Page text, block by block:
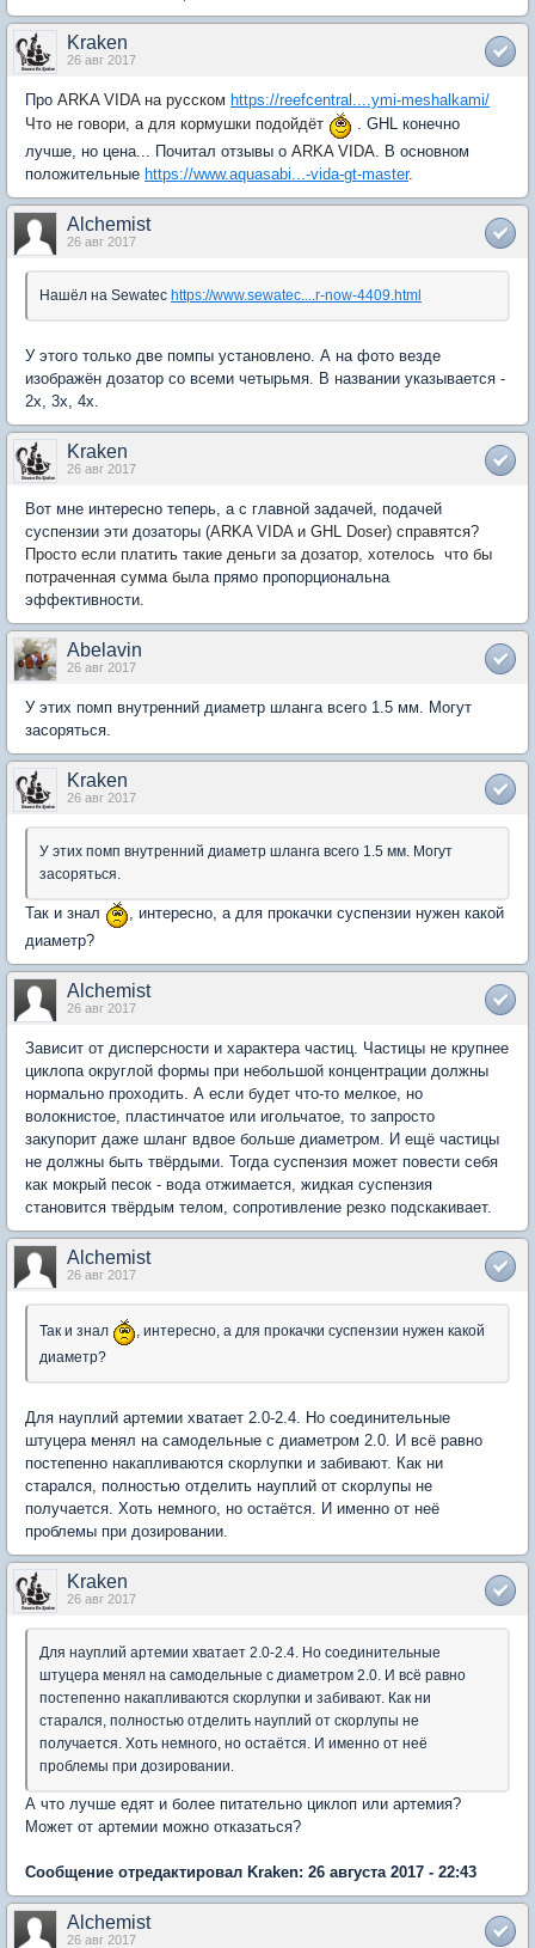
Kraken
26 авг 2017
Про ARKA VIDA на русском https://reefcentral....ymi-meshalkami/
Что не говори, а для кормушки подойдёт
. GHL конечно
лучше, но цена... Почитал отзывы о ARKA VIDA . В основном
положительные https://www.aquasabi...-vida-gt-master.
Alchemist
26 авг 2017
Нашёл на Sewatec https://www.sewatec....r-now-4409.html
У этого только две помпы установлено. А на фото везде
изображён дозатор со всеми четырьмя. В названии указывается -
2х, 3х, 4х.
Kraken
26 авг 2017
Вот мне интересно теперь, а с главной задачей, подачей
суспензии эти дозаторы (ARKA VIDA и GHL Doser) справятся?
Просто если платить такие деньги за дозатор, хотелось что бы
потраченная сумма была прямо пропорциональна
эффективности.
Abelavin
26 авг 2017
У этих помп внутренний диаметр шланга всего 1.5 мм. Могут
засоряться.
Kraken
26 авг 2017
У этих помп внутренний диаметр шланга всего 1.5 мм. Могут
засоряться.
Так и знал
, интересно, а для прокачки суспензии нужен какой
диаметр?
Alchemist
26 авг 2017
Зависит от дисперсности и характера частиц. Частицы не крупнее
циклопа округлой формы при небольшой концентрации должны
нормально проходить. А если будет что-то мелкое, но
волокнистое, пластинчатое или игольчатое, то запросто
закупорит даже шланг вдвое больше диаметром. И ещё частицы
не должны быть твёрдыми. Тогда суспензия может повести себя
как мокрый песок - вода отжимается, жидкая суспензия
становится твёрдым телом, сопротивление резко подскакивает.
Alchemist
26 авг 2017
Так и знал
, интересно, а для прокачки суспензии нужен какой
диаметр?
Для науплий артемии хватает 2.0-2.4. Но соединительные
штуцера менял на самодельные с диаметром 2.0. И всё равно
постепенно накапливаются скорлупки и забивают. Как ни
старался, полностью отделить науплий от скорлупы не
получается. Хоть немного, но остаётся. И именно от неё
проблемы при дозировании.
Kraken
26 авг 2017
Для науплий артемии хватает 2.0-2.4. Но соединительные
штуцера менял на самодельные с диаметром 2.0. И всё равно
постепенно накапливаются скорлупки и забивают. Как ни
старался, полностью отделить науплий от скорлупы не
получается. Хоть немного, но остаётся. И именно от неё
проблемы при дозировании.
А что лучше едят и более питательно циклоп или артемия?
Может от артемии можно отказаться?
Сообщение отредактировал Kraken: 26 августа 2017 - 22:43
Alchemist
26 авг 2017